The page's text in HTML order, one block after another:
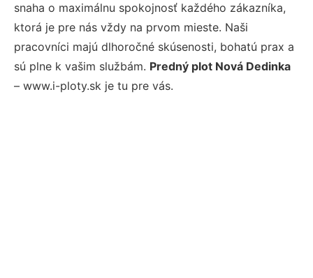
snaha o maximálnu spokojnosť každého zákazníka,
ktorá je pre nás vždy na prvom mieste. Naši
pracovníci majú dlhoročné skúsenosti, bohatú prax a
sú plne k vašim službám. Predný plot Nová Dedinka
– www.i-ploty.sk je tu pre vás.